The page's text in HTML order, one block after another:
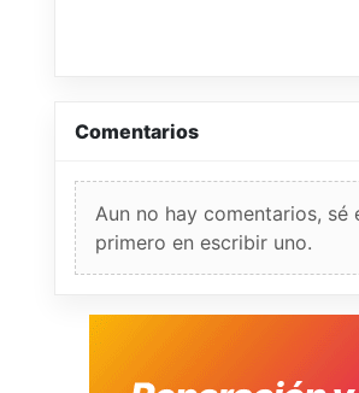
Comentarios
Aun no hay comentarios, sé
primero en escribir uno.